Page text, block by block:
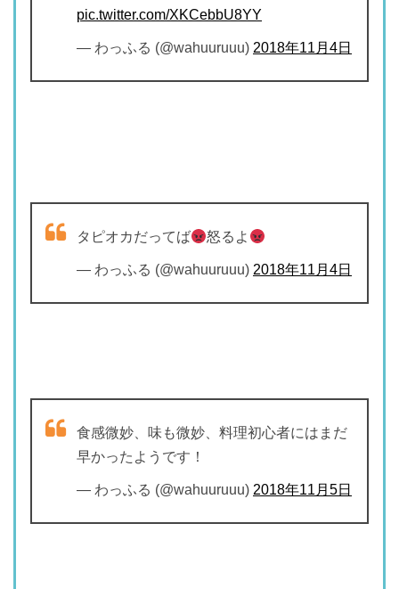
pic.twitter.com/XKCebbU8YY
— わっふる (@wahuuruuu) 2018年11月4日
タピオカだってば 怒るよ
— わっふる (@wahuuruuu) 2018年11月4日
食感微妙、味も微妙、料理初心者にはまだ
早かったようです！
— わっふる (@wahuuruuu) 2018年11月5日